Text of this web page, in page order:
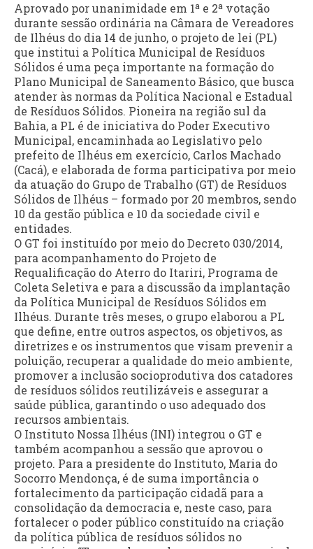
Aprovado por unanimidade em 1ª e 2ª votação
durante sessão ordinária na Câmara de Vereadores
de Ilhéus do dia 14 de junho, o projeto de lei (PL)
que institui a Política Municipal de Resíduos
Sólidos é uma peça importante na formação do
Plano Municipal de Saneamento Básico, que busca
atender às normas da Política Nacional e Estadual
de Resíduos Sólidos. Pioneira na região sul da
Bahia, a PL é de iniciativa do Poder Executivo
Municipal, encaminhada ao Legislativo pelo
prefeito de Ilhéus em exercício, Carlos Machado
(Cacá), e elaborada de forma participativa por meio
da atuação do Grupo de Trabalho (GT) de Resíduos
Sólidos de Ilhéus – formado por 20 membros, sendo
10 da gestão pública e 10 da sociedade civil e
entidades.
O GT foi instituído por meio do Decreto 030/2014,
para acompanhamento do Projeto de
Requalificação do Aterro do Itariri, Programa de
Coleta Seletiva e para a discussão da implantação
da Política Municipal de Resíduos Sólidos em
Ilhéus. Durante três meses, o grupo elaborou a PL
que define, entre outros aspectos, os objetivos, as
diretrizes e os instrumentos que visam prevenir a
poluição, recuperar a qualidade do meio ambiente,
promover a inclusão socioprodutiva dos catadores
de resíduos sólidos reutilizáveis e assegurar a
saúde pública, garantindo o uso adequado dos
recursos ambientais.
O Instituto Nossa Ilhéus (INI) integrou o GT e
também acompanhou a sessão que aprovou o
projeto. Para a presidente do Instituto, Maria do
Socorro Mendonça, é de suma importância o
fortalecimento da participação cidadã para a
consolidação da democracia e, neste caso, para
fortalecer o poder público constituído na criação
da política pública de resíduos sólidos no